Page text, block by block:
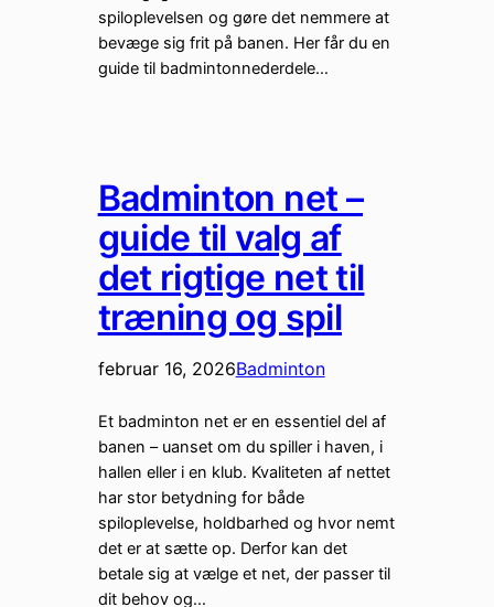
spiloplevelsen og gøre det nemmere at
bevæge sig frit på banen. Her får du en
guide til badmintonnederdele…
Badminton net –
guide til valg af
det rigtige net til
træning og spil
februar 16, 2026Badminton
Et badminton net er en essentiel del af
banen – uanset om du spiller i haven, i
hallen eller i en klub. Kvaliteten af nettet
har stor betydning for både
spiloplevelse, holdbarhed og hvor nemt
det er at sætte op. Derfor kan det
betale sig at vælge et net, der passer til
dit behov og…